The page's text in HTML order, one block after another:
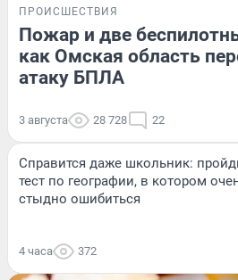
ПРОИСШЕСТВИЯ
Пожар и две
как Омская область
атаку БПЛА
3 августа 28 728 22
Справится даже школьник:
тест по географии, в котором
стыдно ошибиться
4 часа 372